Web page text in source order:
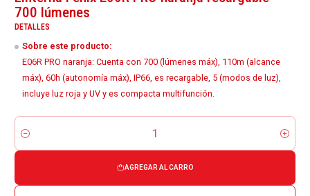
700 lúmenes
DETALLES
Sobre este producto:
E06R PRO naranja: Cuenta con 700 (lúmenes máx), 110m (alcance
máx), 60h (autonomía máx), IP66, es recargable, 5 (modos de luz),
incluye luz roja y UV y es compacta multifunción.
Cantidad
AGREGAR AL CARRO